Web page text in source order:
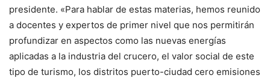
presidente. «Para hablar de estas materias, hemos reunido
a docentes y expertos de primer nivel que nos permitirán
profundizar en aspectos como las nuevas energías
aplicadas a la industria del crucero, el valor social de este
tipo de turismo, los distritos puerto-ciudad cero emisiones